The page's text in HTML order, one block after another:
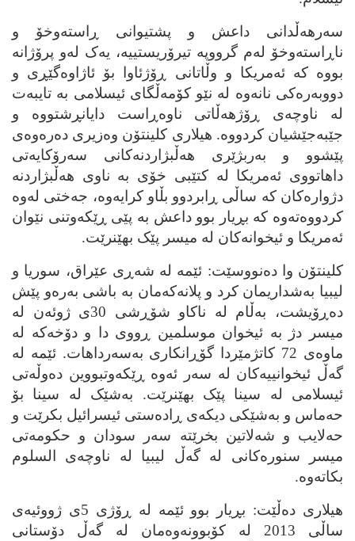
سه‌رهه‌ڵدانی داعش و پشتیوانی ڕاسته‌وخۆ و
ناڕاسته‌وخۆ له‌م گرووپه‌ تیرۆریستییه‌، یه‌ک له‌و پرۆژانه‌
بووه‌ که‌ ئه‌مریکا و وڵاتانی ڕۆژئاوا بۆ ئاژاوه‌گێڕی و
دووبه‌ره‌کی نانه‌وه‌ له‌ نێو کۆمه‌ڵگای ئیسلامی به‌ تایبه‌ت
له‌ ناوچه‌ی ڕۆژهه‌ڵاتی ناوه‌ڕاست دایانڕشتووه‌ و
جێبه‌جێشیان کردووه‌. هیلاری کلینتۆن وه‌زیری ده‌ره‌وه‌ی
پێشوو و به‌ربژێری هه‌ڵبژاردنه‌کانی سه‌رۆکایه‌تی
داهاتووی ئه‌مریکا له‌ کتێبی خۆی به‌ ناوی هه‌ڵبژاردنه‌
دژواره‌کان که‌ ساڵی ڕابردوو بڵاو کرایه‌وه‌، جه‌ختی له‌وه‌
کردووه‌ته‌وه‌ که‌ بڕیار بوو داعش به‌ پێی ڕێکه‌وتنی نێوان
ئه‌مریکا و ئیخوانه‌کان له‌ میسر پێک بهێنرێت.
کلینتۆن وا ده‌نووسێت: ئێمه‌ له‌ شه‌ڕی عێراق، سوریا و
لیبیا به‌شداریمان کرد و پلانه‌که‌مان به‌ باشی به‌ره‌و پێش
ده‌ڕۆیشت، به‌ڵام له‌ ناکاو شۆڕشی 30ی ژوئه‌ن له‌
میسر دژ به‌ ئیخوان موسلمین ڕووی دا و دۆخه‌که‌ له‌
ماوه‌ی 72 کاتژمێردا گۆڕانکاری به‌سه‌رداهات. ئێمه‌ له‌
گه‌ڵ ئیخوانییه‌کان له‌ سه‌ر ئه‌وه‌ ڕێکه‌وتبووین ده‌وڵه‌تی
ئیسلامی له‌ سینا پێک بهێنرێت. به‌شێک له‌ سینا بۆ
حه‌ماس و به‌شێکی دیکه‌ی ڕاده‌ستی ئیسرائیل بکرێت و
حه‌لایب و شه‌لاتین بخرێته‌ سه‌ر سودان و حکومه‌تی
میسر سنوره‌کانی له‌ گه‌ڵ لیبیا له‌ ناوچه‌ی السلوم
بکاته‌وه‌.
هیلاری ده‌ڵێت: بڕیار بوو ئێمه‌ له‌ ڕۆژی 5ی ژووئیه‌ی
ساڵی 2013 له‌ کۆبوونه‌وه‌مان له‌ گه‌ڵ دۆستانی